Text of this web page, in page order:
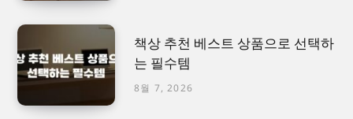
책상 추천 베스트 상품으로 선택하
는 필수템
8월 7, 2026